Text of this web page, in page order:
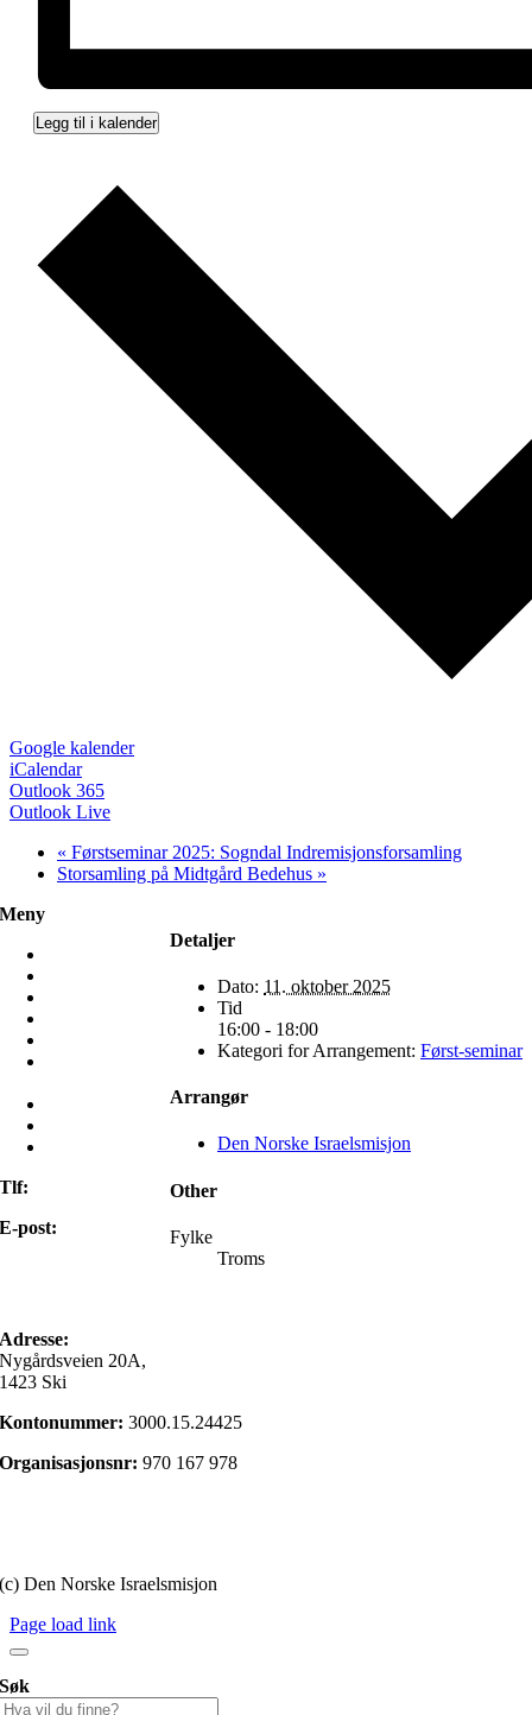
Legg til i kalender
Google kalender
iCalendar
Outlook 365
Outlook Live
« Førstseminar 2025: Sogndal Indremisjonsforsamling
Storsamling på Midtgård Bedehus »
Detaljer
Dato: 11. oktober 2025
Tid
16:00 - 18:00
Kategori for Arrangement: Først-seminar
Arrangør
Den Norske Israelsmisjon
Other
Fylke
Troms
Meny
Tlf:
E-post:
Adresse:
Nygårdsveien 20A,
1423 Ski
Kontonummer:3000.15.24425
Organisasjonsnr:970 167 978
(c) Den Norske Israelsmisjon
Page load link
Søk